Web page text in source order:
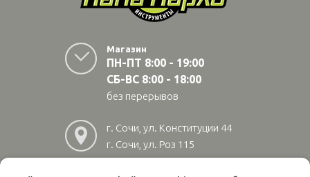
Магазин
ПН-ПТ 8:00 - 19:00
СБ-ВС 8:00 - 18:00
без перерывов
г. Сочи, ул. Конституции 44
г. Сочи, ул. Роз 115
г. Адлер, ул Авиационная